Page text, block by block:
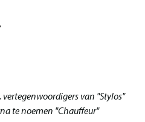
vertegenwoordigers van "Stylos"
te noemen "Chauffeur"